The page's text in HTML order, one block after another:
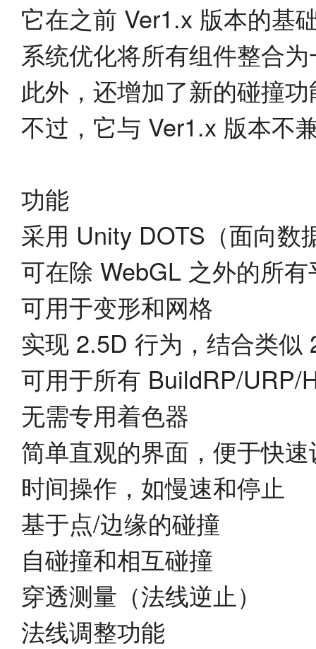
它在之前 Ver1.x 版本的基
系统优化将所有组件整合
此外，还增加了新的碰撞
不过，它与 Ver1.x 版本不
功能
采用 Unity DOTS（面向数
可在除 WebGL 之外的所
可用于变形和网格
实现 2.5D 行为，结合类似
可用于所有 BuildRP/URP/
无需专用着色器
简单直观的界面，便于快
时间操作，如慢速和停止
基于点/边缘的碰撞
自碰撞和相互碰撞
穿透测量（法线逆止）
法线调整功能